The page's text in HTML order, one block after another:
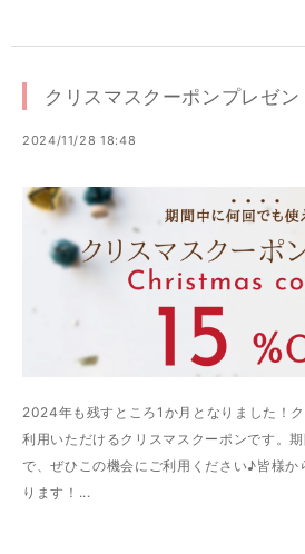
クリスマスクーポンプレゼ
2024/11/28 18:48
2024年も残すところ1か月となりました！
利用いただけるクリスマスクーポンです。
で、ぜひこの機会にご利用ください♪皆様か
ります！...